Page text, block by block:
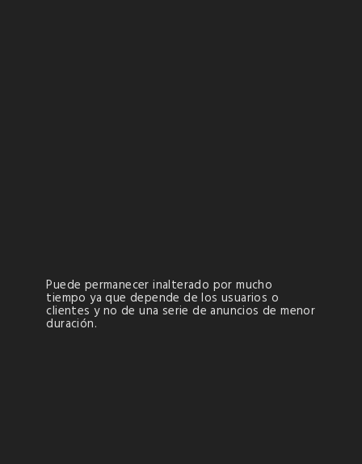
Puede permanecer inalterado por mucho
tiempo ya que depende de los usuarios o
clientes y no de una serie de anuncios de menor
duración.